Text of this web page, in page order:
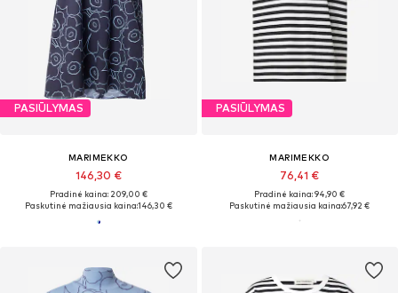
PASIŪLYMAS
MARIMEKKO
146,30 €
Pradinė kaina: 209,00 €
Paskutinė mažiausia kaina:146,30 €
PASIŪLYMAS
MARIMEKKO
76,41 €
Pradinė kaina: 94,90 €
Paskutinė mažiausia kaina:67,92 €